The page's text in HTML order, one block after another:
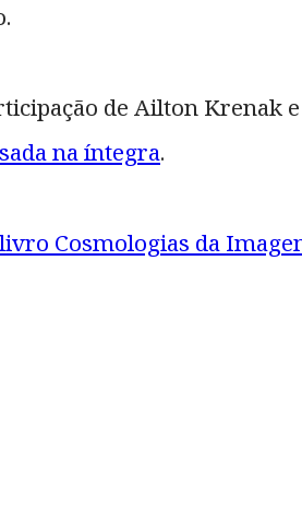
de Ailton Krenak
na íntegra.
Cosmologias da